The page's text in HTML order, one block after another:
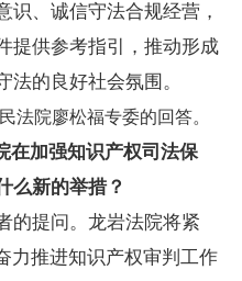
识、诚信守法合规经营，
提供参考指引，推动形成
的良好社会氛围。
院廖松福专委的回答。
在加强知识产权司法保
么新的举措？
提问。龙岩法院将紧
力推进知识产权审判工作